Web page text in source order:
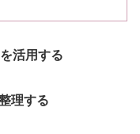
活用する
理する